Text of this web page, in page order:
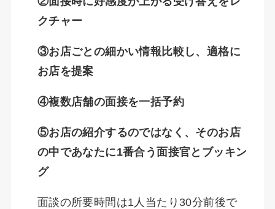
クチャー
③お店ごとの細かい情報比較し、適格に
お店を提案
④複数店舗の面接を一括予約
⑤お店の紹介するのではなく、そのお店
の中であなたに1番合う面接官とブッキン
グ
面談の所要時間は1人当たり30分前後で